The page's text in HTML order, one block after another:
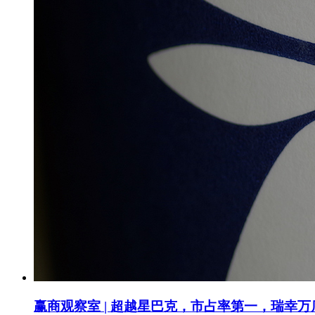
赢商观察室 | 超越星巴克，市占率第一，瑞幸万